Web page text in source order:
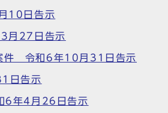
10日告示
3月27日告示
件 令和6年10月31日告示
日告示
6年4月26日告示